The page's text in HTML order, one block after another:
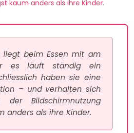
kaum anders als ihre Kinder.
liegt beim Essen mit am
es läuft ständig ein
haben sie eine
– und verhalten sich
der Bildschirmnutzung
anders als ihre Kinder.